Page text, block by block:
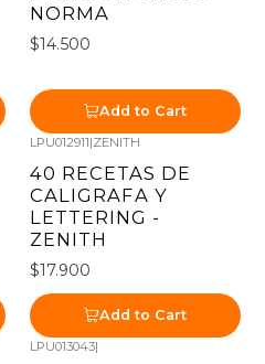
NORMA
$14.500
Add to Cart
LPU012911|ZENITH
40 RECETAS DE
CALIGRAFA Y
LETTERING -
ZENITH
$17.900
Add to Cart
LPU013043|